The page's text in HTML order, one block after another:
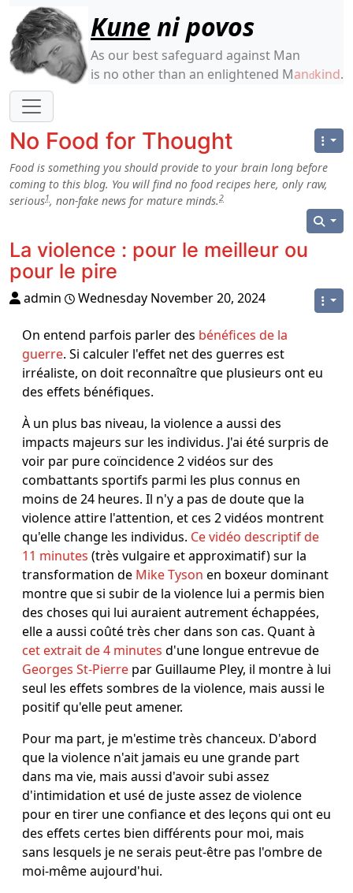
Site identity, navigation, etc.
Kune ni povos
As our best safeguard against Man
is no other than an enlightened Mandkind.
Navigation and related functionality
No Food for Thought
Food is something you should provide to your brain long before
coming to this blog. You will find no food recipes here, only raw,
serious1, non-fake news for mature minds.2
La violence : pour le meilleur ou
pour le pire
admin Wednesday November 20, 2024
On entend parfois parler des bénéfices de la
guerre. Si calculer l'effet net des guerres est
irréaliste, on doit reconnaître que plusieurs ont eu
des effets bénéfiques.
À un plus bas niveau, la violence a aussi des
impacts majeurs sur les individus. J'ai été surpris de
voir par pure coïncidence 2 vidéos sur des
combattants sportifs parmi les plus connus en
moins de 24 heures. Il n'y a pas de doute que la
violence attire l'attention, et ces 2 vidéos montrent
qu'elle change les individus. Ce vidéo descriptif de
11 minutes (très vulgaire et approximatif) sur la
transformation de Mike Tyson en boxeur dominant
montre que si subir de la violence lui a permis bien
des choses qui lui auraient autrement échappées,
elle a aussi coûté très cher dans son cas. Quant à
cet extrait de 4 minutes d'une longue entrevue de
Georges St-Pierre par Guillaume Pley, il montre à lui
seul les effets sombres de la violence, mais aussi le
positif qu'elle peut amener.
Pour ma part, je m'estime très chanceux. D'abord
que la violence n'ait jamais eu une grande part
dans ma vie, mais aussi d'avoir subi assez
d'intimidation et usé de juste assez de violence
pour en tirer une confiance et des leçons qui ont eu
des effets certes bien différents pour moi, mais
sans lesquels je ne serais peut-être pas l'ombre de
moi-même aujourd'hui.